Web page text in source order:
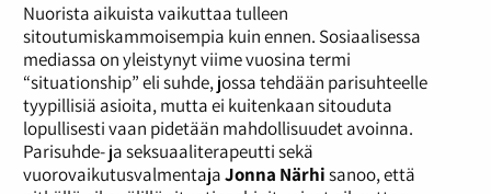
Nuorista aikuista vaikuttaa tulleen
sitoutumiskammoisempia kuin ennen. Sosiaalisessa
mediassa on yleistynyt viime vuosina termi
“situationship” eli suhde, jossa tehdään parisuhteelle
tyypillisiä asioita, mutta ei kuitenkaan sitouduta
lopullisesti vaan pidetään mahdollisuudet avoinna.
Parisuhde- ja seksuaaliterapeutti sekä
vuorovaikutusvalmentajaJonna Närhisanoo, että